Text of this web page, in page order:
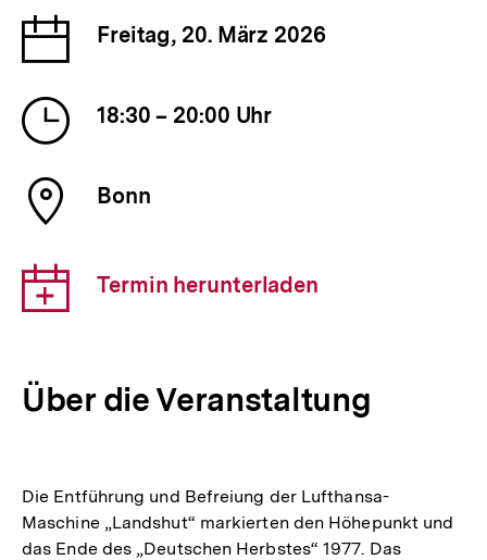
Datum
der
Veranstaltung
Freitag, 20. März 2026
Uhrzeit
der
Veranstaltung
18:30 – 20:00 Uhr
Ort
der
Bonn
Download-
Link:
Termin herunterladen
Über die Veranstaltung
Die Entführung und Befreiung der Lufthansa-
Maschine „Landshut“ markierten den Höhepunkt und
das Ende des „Deutschen Herbstes“ 1977. Das